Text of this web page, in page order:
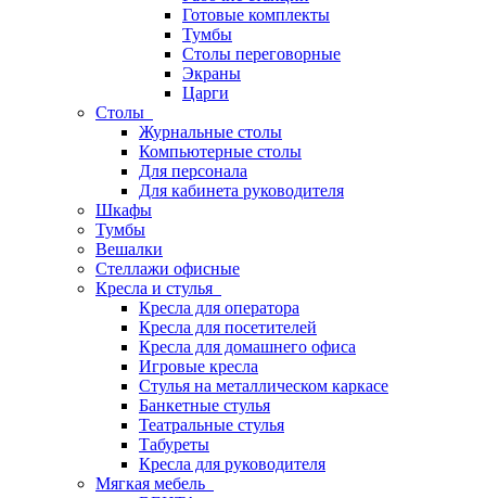
Готовые комплекты
Тумбы
Столы переговорные
Экраны
Царги
Столы
Журнальные столы
Компьютерные столы
Для персонала
Для кабинета руководителя
Шкафы
Тумбы
Вешалки
Стеллажи офисные
Кресла и стулья
Кресла для оператора
Кресла для посетителей
Кресла для домашнего офиса
Игровые кресла
Стулья на металлическом каркасе
Банкетные стулья
Театральные стулья
Табуреты
Кресла для руководителя
Мягкая мебель